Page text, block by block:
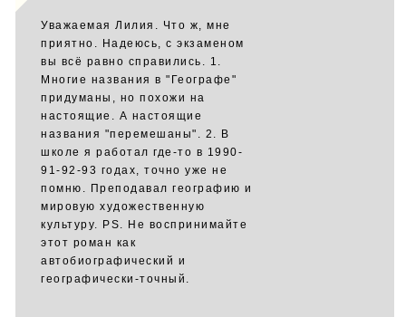
Уважаемая Лилия. Что ж, мне
приятно. Надеюсь, с экзаменом
вы всё равно справились. 1.
Многие названия в "Географе"
придуманы, но похожи на
настоящие. А настоящие
названия "перемешаны". 2. В
школе я работал где-то в 1990-
91-92-93 годах, точно уже не
помню. Преподавал географию и
мировую художественную
культуру. PS. Не воспринимайте
этот роман как
автобиографический и
географически-точный.